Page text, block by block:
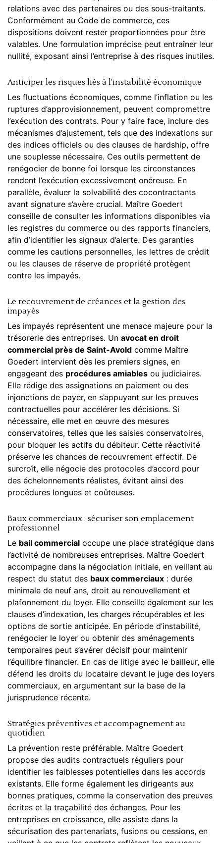
relations avec des partenaires ou des sous-traitants.
Conformément au Code de commerce, ces
dispositions doivent rester proportionnées pour être
valables. Une formulation imprécise peut entraîner leur
nullité, exposant ainsi l’entreprise à des risques inutiles.
Anticiper les risques liés à l’instabilité économique
Les fluctuations économiques, comme l’inflation ou les
ruptures d’approvisionnement, peuvent compromettre
l’exécution des contrats. Pour y faire face, inclure des
mécanismes d’ajustement, tels que des indexations sur
des indices officiels ou des clauses de hardship, offre
une souplesse nécessaire. Ces outils permettent de
renégocier de bonne foi lorsque les circonstances
rendent l’exécution excessivement onéreuse. En
parallèle, évaluer la solvabilité des cocontractants
avant signature s’avère crucial. Maître Goedert
conseille de consulter les informations disponibles via
les registres du commerce ou des rapports financiers,
afin d’identifier les signaux d’alerte. Des garanties
comme les cautions personnelles, les lettres de crédit
ou les clauses de réserve de propriété protègent
contre les impayés.
Le recouvrement de créances et la gestion des
impayés
Les impayés représentent une menace majeure pour la
trésorerie des entreprises. Un avocat en droit
commercial près de Saint-Avold comme Maître
Goedert intervient dès les premiers signes, en
engageant des procédures amiables ou judiciaires.
Elle rédige des assignations en paiement ou des
injonctions de payer, en s’appuyant sur les preuves
contractuelles pour accélérer les décisions. Si
nécessaire, elle met en œuvre des mesures
conservatoires, telles que les saisies conservatoires,
pour bloquer les actifs du débiteur. Cette réactivité
préserve les chances de recouvrement effectif. De
surcroît, elle négocie des protocoles d’accord pour
des échelonnements réalistes, évitant ainsi des
procédures longues et coûteuses.
Baux commerciaux : sécuriser son emplacement
professionnel
Le bail commercial occupe une place stratégique dans
l’activité de nombreuses entreprises. Maître Goedert
accompagne dans la négociation initiale, en veillant au
respect du statut des baux commerciaux : durée
minimale de neuf ans, droit au renouvellement et
plafonnement du loyer. Elle conseille également sur les
clauses d’indexation, les charges récupérables et les
options de sortie anticipée. En période d’instabilité,
renégocier le loyer ou obtenir des aménagements
temporaires peut s’avérer décisif pour maintenir
l’équilibre financier. En cas de litige avec le bailleur, elle
défend les droits du locataire devant le juge des loyers
commerciaux, en argumentant sur la base de la
jurisprudence récente.
Stratégies préventives et accompagnement au
quotidien
La prévention reste préférable. Maître Goedert
propose des audits contractuels réguliers pour
identifier les faiblesses potentielles dans les accords
existants. Elle forme également les dirigeants aux
bonnes pratiques, comme la conservation des preuves
écrites et la traçabilité des échanges. Pour les
entreprises en croissance, elle assiste dans la
sécurisation des partenariats, fusions ou cessions, en